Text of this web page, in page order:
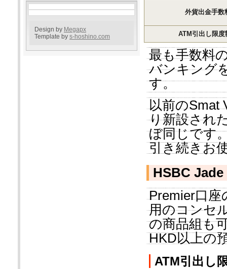
外貨出金手数
ATM引出し限
最も手数料
バンキング
す。
以前のSmat
り新設され
ぼ同じです
引き続きお
HSBC Jade
Premier口座
用のコンセ
の商品組も
HKD以上の
ATM引出し
Design by Megapx
Template by s-hoshino.com